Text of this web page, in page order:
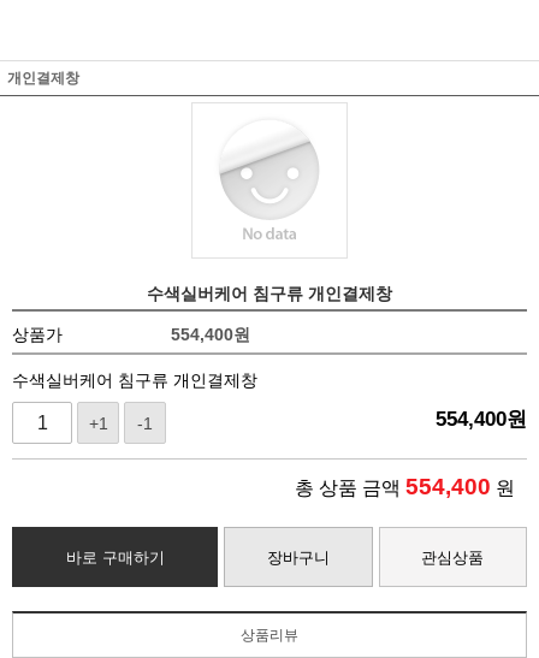
개인결제창
수색실버케어 침구류 개인결제창
상품가 554,400원
수색실버케어 침구류 개인결제창
+1 -1 554,400원
총 상품 금액 554,400 원
바로 구매하기 장바구니 관심상품
상품리뷰